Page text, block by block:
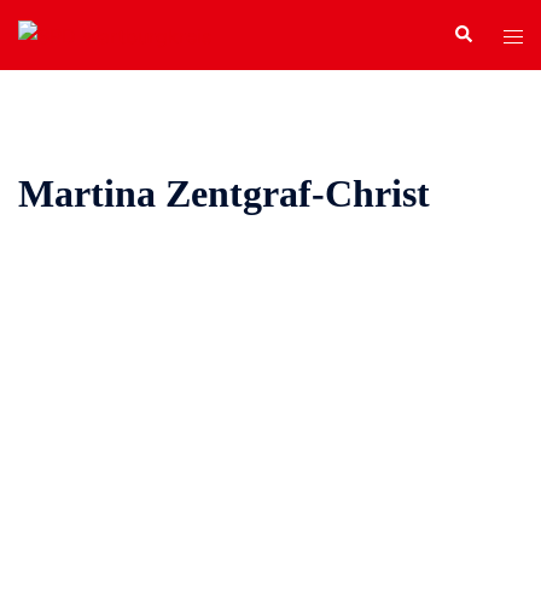
Zum
Inhalt
springen
Search
Martina Zentgraf-Christ